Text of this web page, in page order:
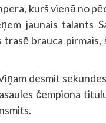
kurš vienā no
jaunais talants
brauca
desmit
čempiona